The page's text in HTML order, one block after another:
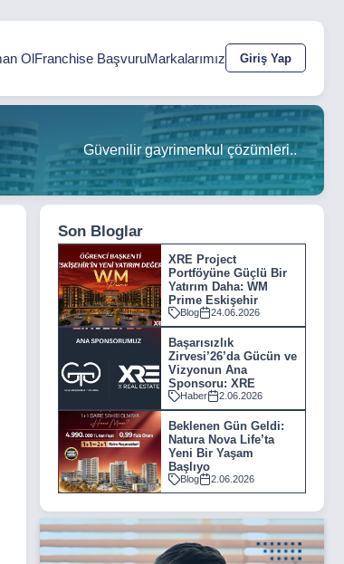
OlFranchise BaşvuruMarkalarımız Giriş Yap
Güvenilir gayrimenkul çözümleri..
Son Bloglar
XRE Project
Portföyüne Güçlü Bir
Yatırım Daha: WM
Prime Eskişehir
Blog 24.06.2026
Başarısızlık
Zirvesi’26’da Gücün ve
Vizyonun Ana
Sponsoru: XRE
Haber 2.06.2026
Beklenen Gün Geldi:
Natura Nova Life’ta
Yeni Bir Yaşam
Başlıyo
Blog 2.06.2026